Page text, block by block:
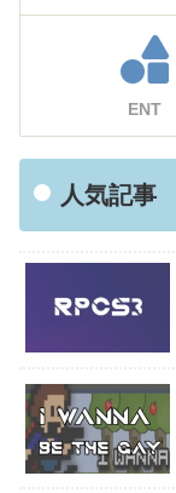
ENT
人気記事